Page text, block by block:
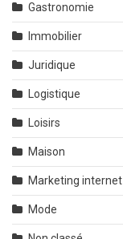
Gastronomie
Immobilier
Juridique
Logistique
Loisirs
Maison
Marketing internet
Mode